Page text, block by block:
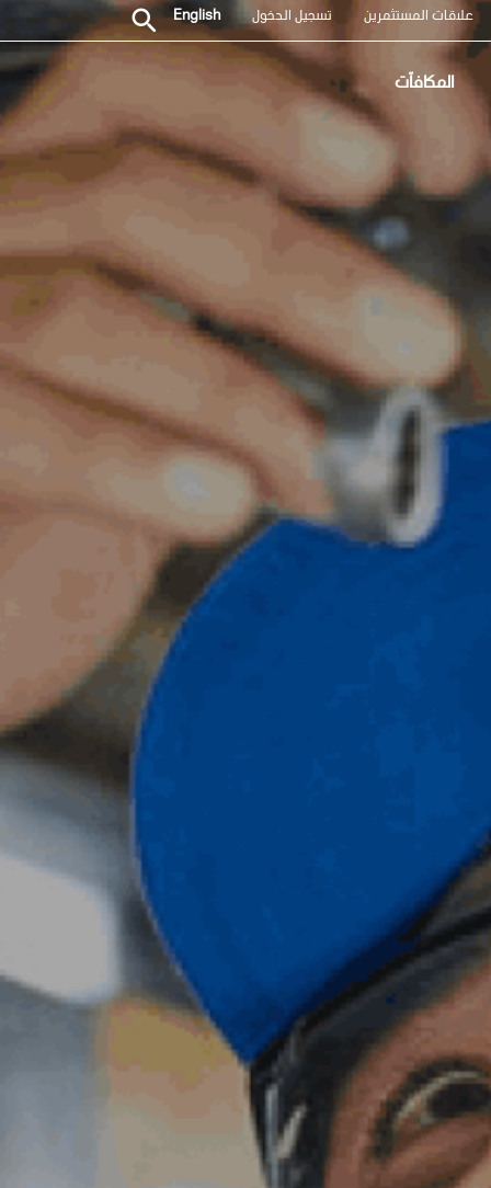
علاقات المستثمرين تسجيل الدخول English
المكافآت